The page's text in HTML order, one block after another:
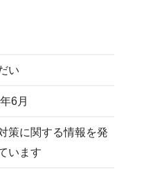
い
6月
策に関する情報を発
います